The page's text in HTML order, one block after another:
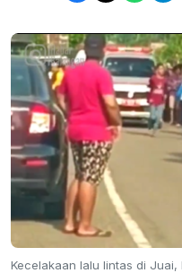
Kecelakaan lalu lintas di